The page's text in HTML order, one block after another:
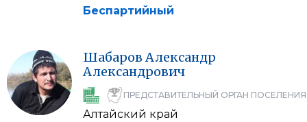
Беспартийный
Шабаров Александр
Александрович
ПРЕДСТАВИТЕЛЬНЫЙ ОРГАН ПОСЕЛЕНИЯ
Алтайский край